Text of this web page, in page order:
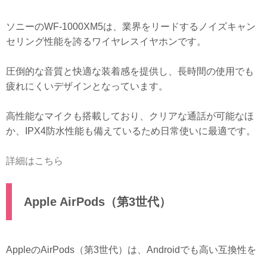
ソニーのWF-1000XM5は、業界をリードするノイズキャン
セリング性能を誇るワイヤレスイヤホンです。
圧倒的な音質と快適な装着感を提供し、長時間の使用でも
疲れにくいデザインとなっています。
高性能なマイクも搭載しており、クリアな通話が可能なほ
か、IPX4防水性能も備えているため日常使いに最適です。
詳細はこちら
Apple AirPods（第3世代）
AppleのAirPods（第3世代）は、Androidでも高い互換性を